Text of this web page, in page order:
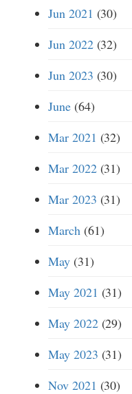
Jun 2021 (30)
Jun 2022(32)
Jun 2023 (30)
June(64)
Mar 2021 (32)
Mar 2022(31)
Mar 2023 (31)
March(61)
May(31)
May 2021 (31)
May 2022(29)
May 2023 (31)
Nov 2021 (30)